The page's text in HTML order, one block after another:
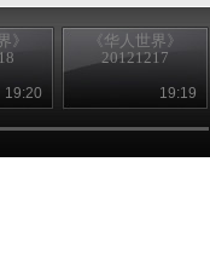
》
19:20
《华人世界》
20121217
19:19